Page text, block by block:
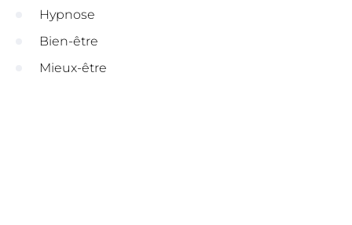
Hypnose
Bien-être
Mieux-être